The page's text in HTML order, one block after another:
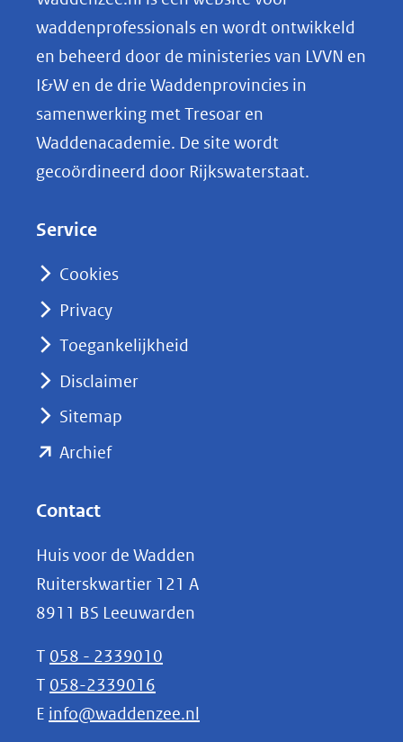
o
p
k
e
nieuw
naar
waddenprofessionals en wordt ontwikkeld
en beheerd door de ministeries van LVVN en
I&W en de drie Waddenprovincies in
samenwerking met Tresoar en
Waddenacademie. De site wordt
gecoördineerd door Rijkswaterstaat.
Service
Cookies
Privacy
Toegankelijkheid
Disclaimer
Sitemap
Archief(opent
(verwijst
naar
een
andere
website)
Contact
Huis voor de Wadden
Ruiterskwartier 121 A
8911 BS Leeuwarden
T 058 - 2339010
T 058-2339016
E info@waddenzee.nl